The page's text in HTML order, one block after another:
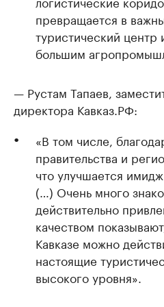
превращается в
туристический
большим
— Рустам Тапаев,
директора Кавказ.РФ:
«В том числе,
правительства и
что улучшается
(…) Очень много
действительно
качеством
Кавказе можно
настоящие
высокого уровня».